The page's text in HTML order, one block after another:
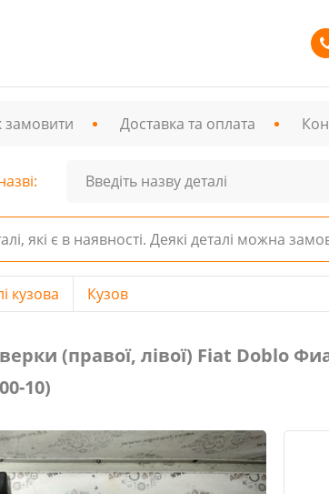
замовити Доставка та оплата
які є в наявності. Деякі деталі можна
кузова
Кузов
(правої, лівої) Fiat Doblо
10)